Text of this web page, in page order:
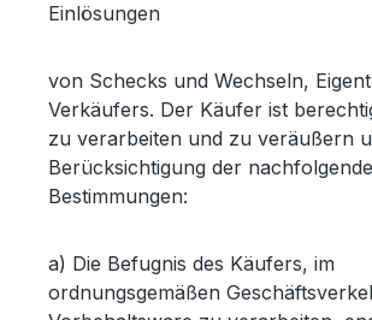
Einlösungen
von Schecks und Wechseln,
Verkäufers. Der Käufer ist
zu verarbeiten und zu veräußern
Berücksichtigung der
Bestimmungen:
a) Die Befugnis des Käufers, im
ordnungsgemäßen